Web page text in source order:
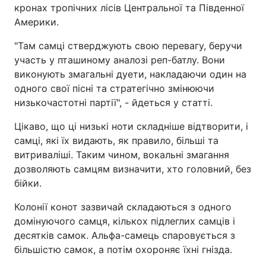
кронах тропічних лісів Центральної та Південної
Америки.
"Там самці стверджують свою перевагу, беручи
участь у пташиному аналозі реп-батлу. Вони
виконують змагальні дуети, накладаючи один на
одного свої пісні та стратегічно змінюючи
низькочастотні партії", - йдеться у статті.
Цікаво, що ці низькі ноти складніше відтворити, і
самці, які їх видають, як правило, більші та
витриваліші. Таким чином, вокальні змагання
дозволяють самцям визначити, хто головний, без
бійки.
Колонії конот зазвичай складаються з одного
домінуючого самця, кількох підлеглих самців і
десятків самок. Альфа-самець спаровується з
більшістю самок, а потім охороняє їхні гнізда.